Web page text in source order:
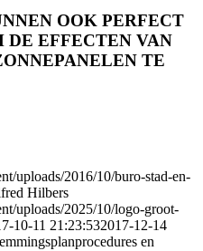
OOK PERFECT
DE EFFECTEN VAN
TE
uploads/2016/10/buro-stad-en-
Hilbers
uploads/2025/10/logo-groot-
10-11 21:23:532017-12-14
en